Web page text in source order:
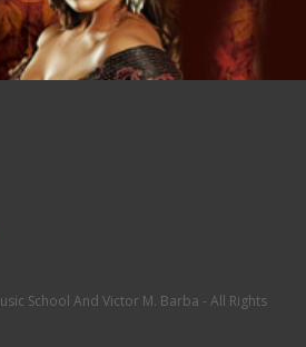
School And Victor M. Barba - All Rights